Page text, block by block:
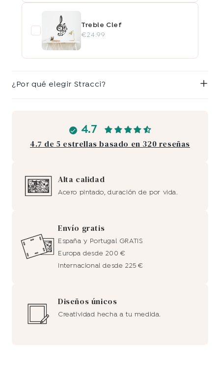
Treble Clef
€24.99
¿Por qué elegir Stracci?
4.7
4.7 de 5 estrellas basado en 320 reseñas
Alta calidad
Acero pintado, duración de por vida.
Envío gratis
España y Portugal GRATIS
Europa desde 200 €
Internacional desde 225 €
Diseños únicos
Creatividad hecha a tu medida.